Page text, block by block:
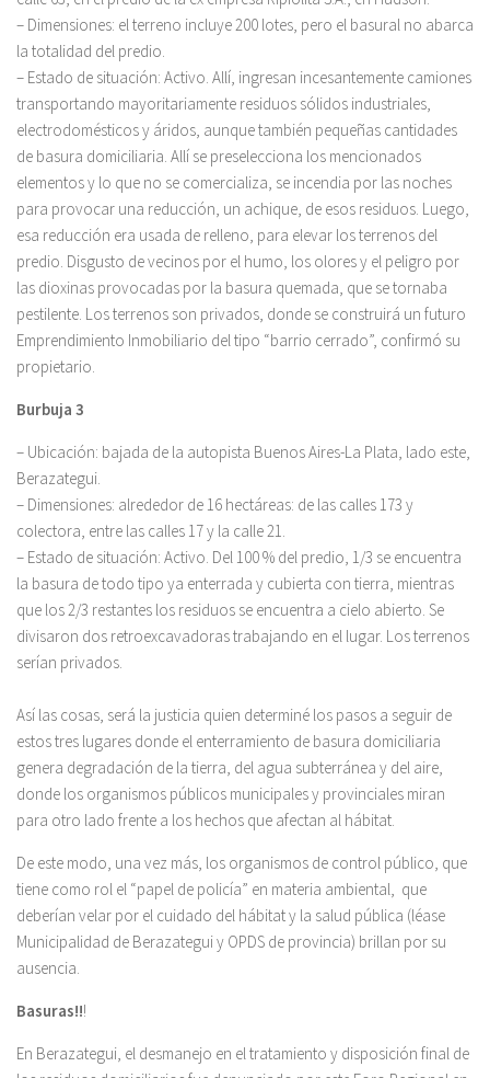
– Dimensiones: el terreno incluye 200 lotes, pero el basural no abarca
la totalidad del predio.
– Estado de situación: Activo. Allí, ingresan incesantemente camiones
transportando mayoritariamente residuos sólidos industriales,
electrodomésticos y áridos, aunque también pequeñas cantidades
de basura domiciliaria. Allí se preselecciona los mencionados
elementos y lo que no se comercializa, se incendia por las noches
para provocar una reducción, un achique, de esos residuos. Luego,
esa reducción era usada de relleno, para elevar los terrenos del
predio. Disgusto de vecinos por el humo, los olores y el peligro por
las dioxinas provocadas por la basura quemada, que se tornaba
pestilente. Los terrenos son privados, donde se construirá un futuro
Emprendimiento Inmobiliario del tipo “barrio cerrado”, confirmó su
propietario.
Burbuja 3
– Ubicación: bajada de la autopista Buenos Aires-La Plata, lado este,
Berazategui.
– Dimensiones: alrededor de 16 hectáreas: de las calles 173 y
colectora, entre las calles 17 y la calle 21.
– Estado de situación: Activo. Del 100 % del predio, 1/3 se encuentra
la basura de todo tipo ya enterrada y cubierta con tierra, mientras
que los 2/3 restantes los residuos se encuentra a cielo abierto. Se
divisaron dos retroexcavadoras trabajando en el lugar. Los terrenos
serían privados.
Así las cosas, será la justicia quien determiné los pasos a seguir de
estos tres lugares donde el enterramiento de basura domiciliaria
genera degradación de la tierra, del agua subterránea y del aire,
donde los organismos públicos municipales y provinciales miran
para otro lado frente a los hechos que afectan al hábitat.
De este modo, una vez más, los organismos de control público, que
tiene como rol el “papel de policía” en materia ambiental, que
deberían velar por el cuidado del hábitat y la salud pública (léase
Municipalidad de Berazategui y OPDS de provincia) brillan por su
ausencia.
Basuras!!!
En Berazategui, el desmanejo en el tratamiento y disposición final de